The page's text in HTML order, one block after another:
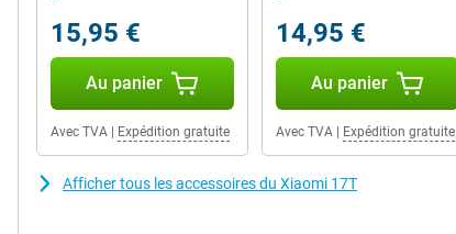
15,95 €
Au panier
Avec TVA Expédition gratuite
14,95 €
Au panier
Avec TVA| Expédition gratuite
Afficher tous les accessoires du Xiaomi 17T